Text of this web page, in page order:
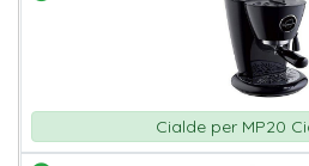
Cialde per MP20